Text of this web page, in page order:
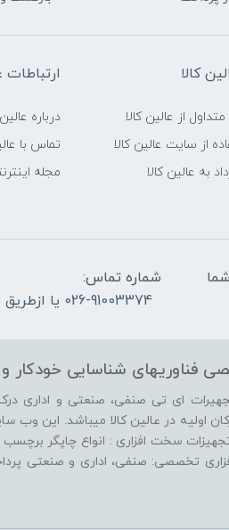
کالا
از عالین کالا
از سایت عالین کالا
به عالین کالا
ارتباطات
درباره
تماس با
مجله
شما
شماره تماس:
026-91003374 یا ازطریق صفحه چت با ما در ارتباط باشید.
فناوریهای شناسایی‌ خودکار‌
ای تی صنفی، صنعتی و اداری
اولیه در عالین کالا میباشد. این وب
سخت افزاری : انواع چاپگر برچسب و
تخصصی: صنفی، اداری و صنعتی